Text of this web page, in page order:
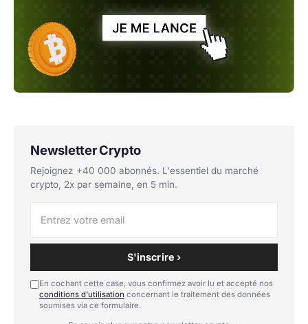
Newsletter Crypto
Rejoignez +40 000 abonnés. L'essentiel du marché
crypto, 2x par semaine, en 5 min.
S'inscrire ›
En cochant cette case, vous confirmez avoir lu et accepté nos
conditions d'utilisation concernant le traitement des données
soumises via ce formulaire.